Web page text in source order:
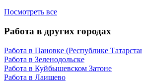
Посмотреть все
Работа в других городах
Работа в Пановке (Республике
Работа в Зеленодольске
Работа в Куйбышевском Затоне
Работа в Лаишево